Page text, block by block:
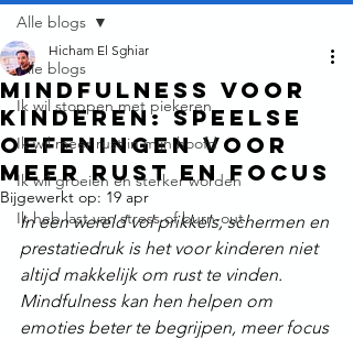
Alle blogs
Ik wil stoppen met piekeren
Ik wil meer rust in mijn hoofd
Ik wil groeien en sterker worden
Ik heb last van stress of burn-out
Alle blogs
Mindfulness voor
kinderen: Speelse
oefeningen voor
meer rust en focus
Hicham El Sghiar
Bijgewerkt op: 19 apr
In een wereld vol prikkels, schermen en
prestatiedruk is het voor kinderen niet
altijd makkelijk om rust te vinden.
Mindfulness kan hen helpen om
emoties beter te begrijpen, meer focus